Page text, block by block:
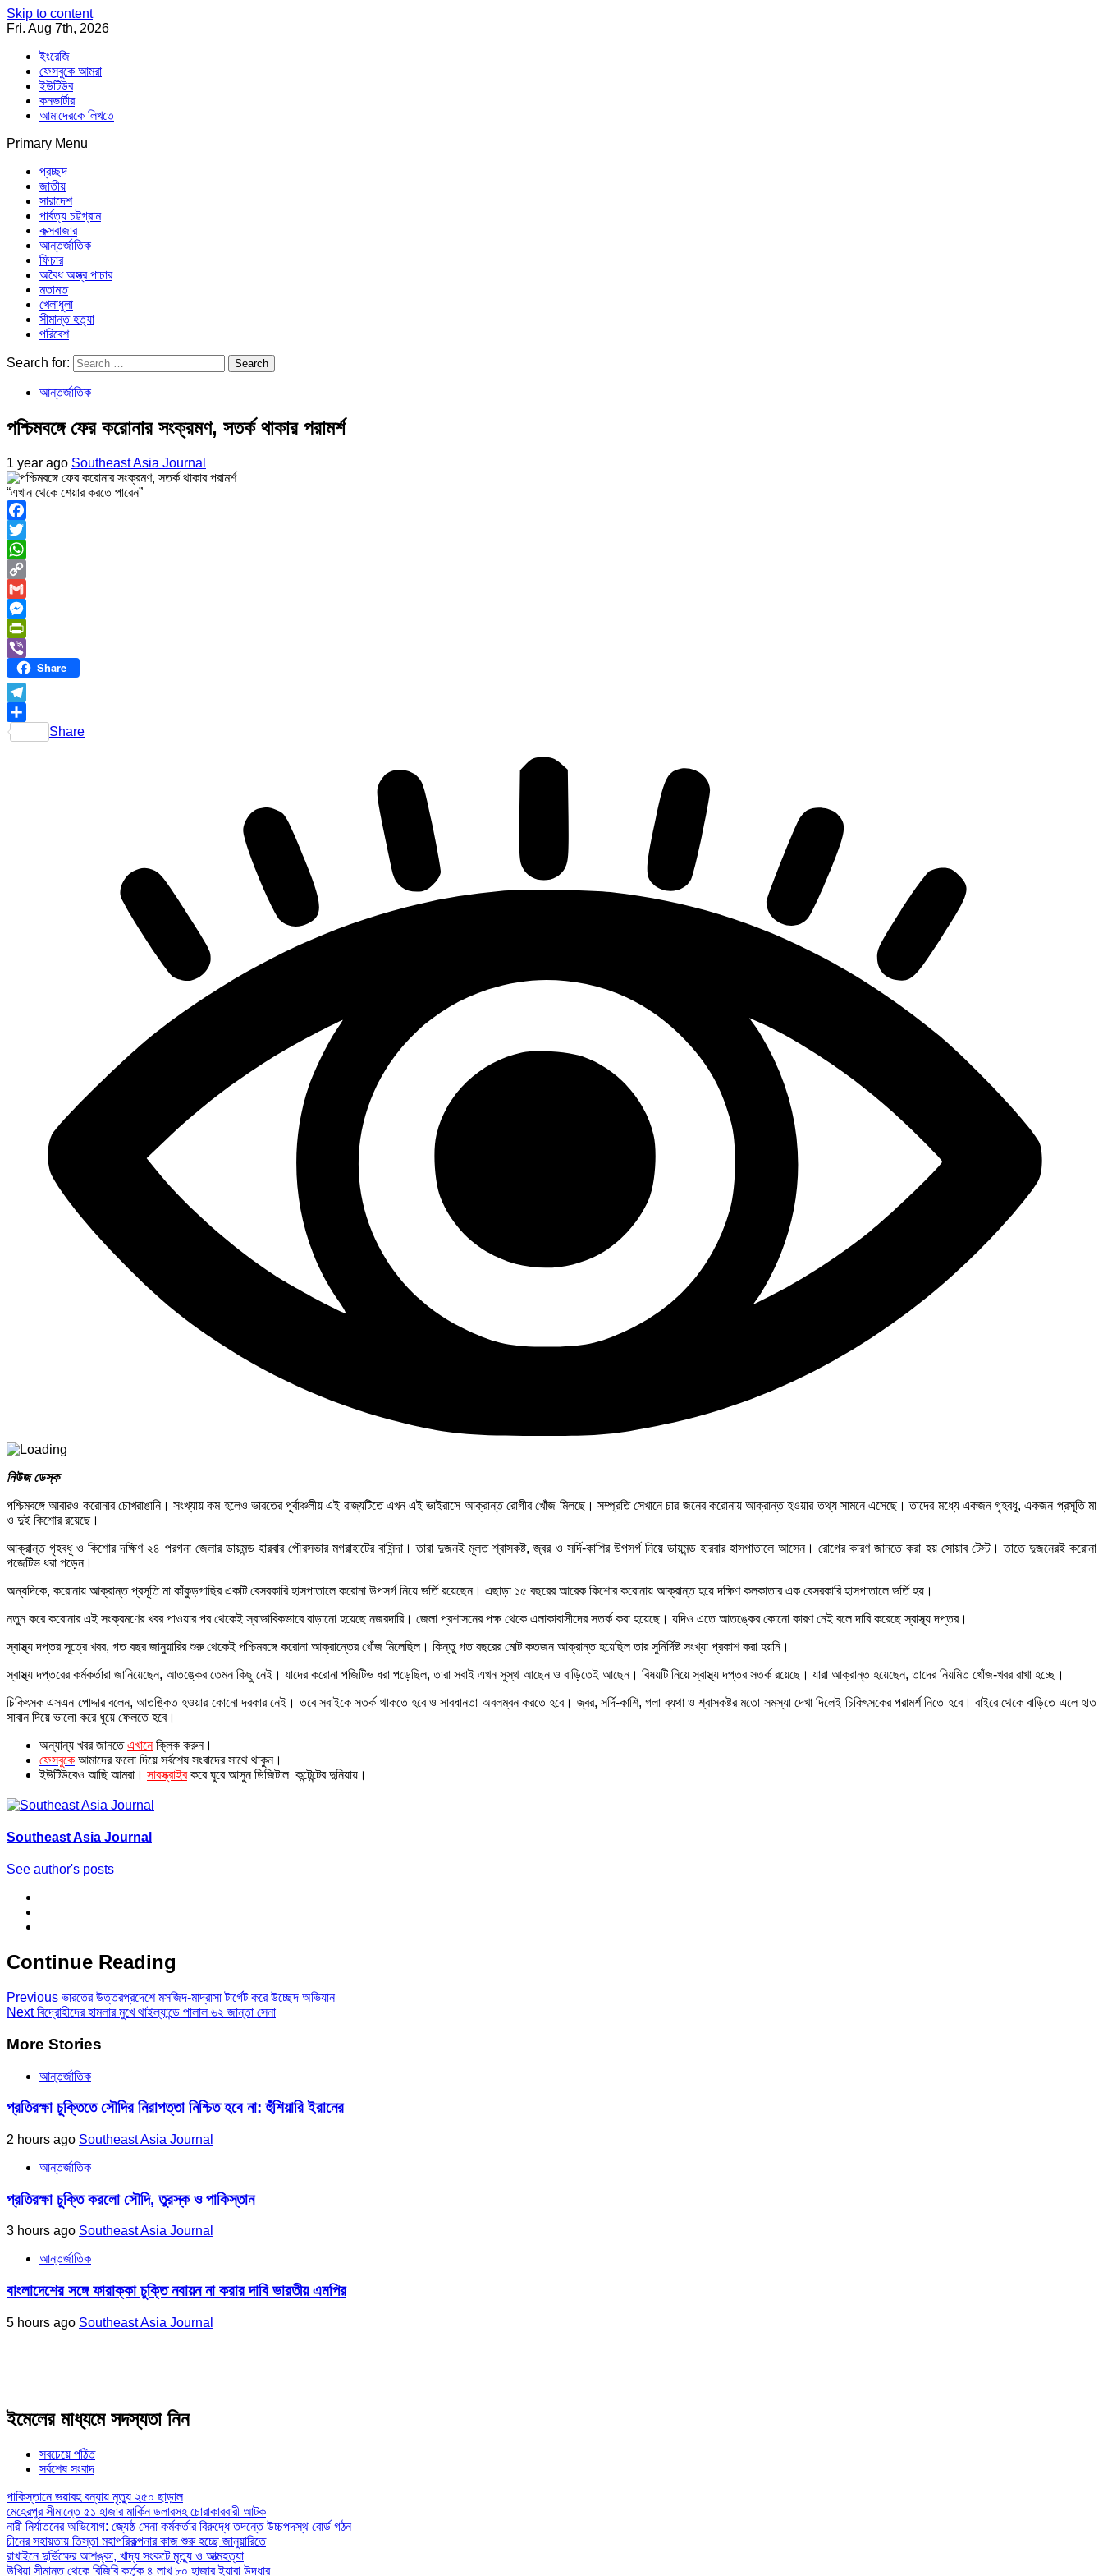
Skip to content
Fri. Aug 7th, 2026
ইংরেজি
ফেসবুকে আমরা
ইউটিউব
কনভার্টার
আমাদেরকে লিখতে
Primary Menu
Southeast Asia Journal
প্রচ্ছদ
জাতীয়
সারাদেশ
পার্বত্য চট্টগ্রাম
কক্সবাজার
আন্তর্জাতিক
ফিচার
অবৈধ অস্ত্র পাচার
মতামত
খেলাধুলা
সীমান্ত হত্যা
পরিবেশ
Search for:
আন্তর্জাতিক
পশ্চিমবঙ্গে ফের করোনার সংক্রমণ, সতর্ক থাকার পরামর্শ
1 year ago Southeast Asia Journal
“এখান থেকে শেয়ার করতে পারেন”
Facebook
Twitter
WhatsApp
Copy
Link
Gmail
Messenger
PrintFriendly
ViberShare
Telegram
Share
নিউজ ডেস্ক
পশ্চিমবঙ্গে আবারও করোনার চোখরাঙানি। সংখ্যায় কম হলেও ভারতের পূর্বাঞ্চলীয় এই রাজ্যটিতে এখন এই ভাইরাসে আক্রান্ত রোগীর খোঁজ মিলছে। সম্প্রতি সেখানে চার জনের করোনায় আক্রান্ত হওয়ার তথ্য সামনে এসেছে। তাদের মধ্যে একজন গৃহবধূ, একজন প্রসূতি মা
ও দুই কিশোর রয়েছে।
আক্রান্ত গৃহবধূ ও কিশোর দক্ষিণ ২৪ পরগনা জেলার ডায়মন্ড হারবার পৌরসভার মগরাহাটের বাসিন্দা। তারা দুজনই মূলত শ্বাসকষ্ট, জ্বর ও সর্দি-কাশির উপসর্গ নিয়ে ডায়মন্ড হারবার হাসপাতালে আসেন। রোগের কারণ জানতে করা হয় সোয়াব টেস্ট। তাতে দুজনেরই করোনা
পজেটিভ ধরা পড়েন।
অন্যদিকে, করোনায় আক্রান্ত প্রসূতি মা কাঁকুড়গাছির একটি বেসরকারি হাসপাতালে করোনা উপসর্গ নিয়ে ভর্তি রয়েছেন। এছাড়া ১৫ বছরের আরেক কিশোর করোনায় আক্রান্ত হয়ে দক্ষিণ কলকাতার এক বেসরকারি হাসপাতালে ভর্তি হয়।
নতুন করে করোনার এই সংক্রমণের খবর পাওয়ার পর থেকেই স্বাভাবিকভাবে বাড়ানো হয়েছে নজরদারি। জেলা প্রশাসনের পক্ষ থেকে এলাকাবাসীদের সতর্ক করা হয়েছে। যদিও এতে আতঙ্কের কোনো কারণ নেই বলে দাবি করেছে স্বাস্থ্য দপ্তর।
স্বাস্থ্য দপ্তর সূত্রে খবর, গত বছর জানুয়ারির শুরু থেকেই পশ্চিমবঙ্গে করোনা আক্রান্তের খোঁজ মিলেছিল। কিন্তু গত বছরের মোট কতজন আক্রান্ত হয়েছিল তার সুনির্দিষ্ট সংখ্যা প্রকাশ করা হয়নি।
স্বাস্থ্য দপ্তরের কর্মকর্তারা জানিয়েছেন, আতঙ্কের তেমন কিছু নেই। যাদের করোনা পজিটিভ ধরা পড়েছিল, তারা সবাই এখন সুস্থ আছেন ও বাড়িতেই আছেন। বিষয়টি নিয়ে স্বাস্থ্য দপ্তর সতর্ক রয়েছে। যারা আক্রান্ত হয়েছেন, তাদের নিয়মিত খোঁজ-খবর রাখা হচ্ছে।
চিকিৎসক এসএন পোদ্দার বলেন, আতঙ্কিত হওয়ার কোনো দরকার নেই। তবে সবাইকে সতর্ক থাকতে হবে ও সাবধানতা অবলম্বন করতে হবে। জ্বর, সর্দি-কাশি, গলা ব্যথা ও শ্বাসকষ্টর মতো সমস্যা দেখা দিলেই চিকিৎসকের পরামর্শ নিতে হবে। বাইরে থেকে বাড়িতে এলে হাত
সাবান দিয়ে ভালো করে ধুয়ে ফেলতে হবে।
অন্যান্য খবর জানতে এখানে ক্লিক করুন।
ফেসবুকে আমাদের ফলো দিয়ে সর্বশেষ সংবাদের সাথে থাকুন।
ইউটিউবেও আছি আমরা। সাবস্ক্রাইব করে ঘুরে আসুন ডিজিটাল কন্টেন্টের দুনিয়ায়।
Southeast Asia Journal
See author's posts
Continue Reading
Previous ভারতের উত্তরপ্রদেশে মসজিদ-মাদ্রাসা টার্গেট করে উচ্ছেদ অভিযান
Nextবিদ্রোহীদের হামলার মুখে থাইল্যান্ডে পালাল ৬২ জান্তা সেনা
More Stories
আন্তর্জাতিক
প্রতিরক্ষা চুক্তিতে সৌদির নিরাপত্তা নিশ্চিত হবে না: হুঁশিয়ারি ইরানের
2 hours ago Southeast Asia Journal
আন্তর্জাতিক
প্রতিরক্ষা চুক্তি করলো সৌদি, তুরস্ক ও পাকিস্তান
3 hours ago Southeast Asia Journal
আন্তর্জাতিক
বাংলাদেশের সঙ্গে ফারাক্কা চুক্তি নবায়ন না করার দাবি ভারতীয় এমপির
5 hours ago Southeast Asia Journal
ইমেলের মাধ্যমে সদস্যতা নিন
সবচেয়ে পঠিত
সর্বশেষ সংবাদ
পাকিস্তানে ভয়াবহ বন্যায় মৃত্যু ২৫০ ছাড়াল
মেহেরপুর সীমান্তে ৫১ হাজার মার্কিন ডলারসহ চোরাকারবারী আটক
নারী নির্যাতনের অভিযোগ: জ্যেষ্ঠ সেনা কর্মকর্তার বিরুদ্ধে তদন্তে উচ্চপদস্থ বোর্ড গঠন
চীনের সহায়তায় তিস্তা মহাপরিকল্পনার কাজ শুরু হচ্ছে জানুয়ারিতে
রাখাইনে দুর্ভিক্ষের আশঙ্কা, খাদ্য সংকটে মৃত্যু ও আত্মহত্যা
উখিয়া সীমান্ত থেকে বিজিবি কর্তৃক ৪ লাখ ৮০ হাজার ইয়াবা উদ্ধার